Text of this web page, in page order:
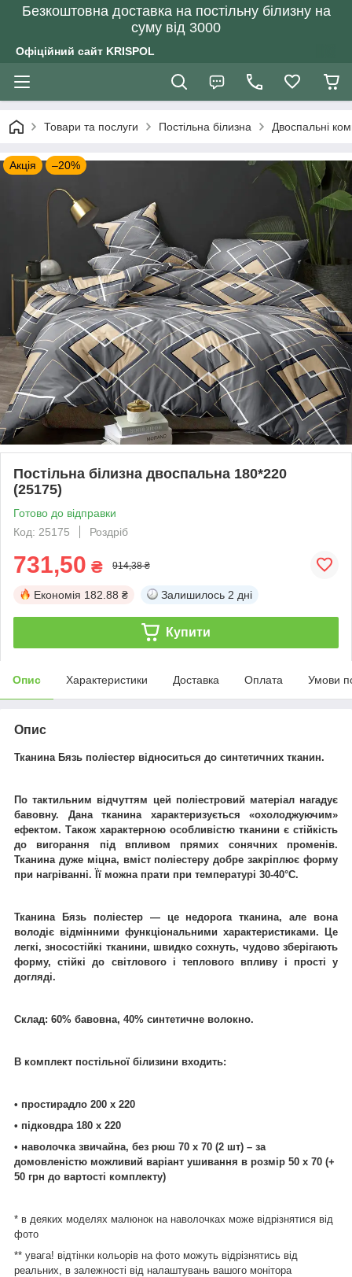
Безкоштовна доставка на постільну білизну на
суму від 3000
Офіційний сайт KRISPOL
Товари та послуги Постільна білизна Двоспальні
Акція –20%
Постільна білизна двоспальна 180*220
(25175)
Готово до відправки
Код: 25175
Роздріб
731,50 ₴ 914,38 ₴
Економія 182.88 ₴ Залишилось 2 дні
Купити
Опис Характеристики Доставка Оплата Умови
Опис
Тканина Бязь поліестер відноситься до синтетичних тканин.
По тактильним відчуттям цей поліестровий матеріал нагадує
бавовну. Дана тканина характеризується «охолоджуючим»
ефектом. Також характерною особливістю тканини є стійкість
до вигорання під впливом прямих сонячних променів.
Тканина дуже міцна, вміст поліестеру добре закріплює форму
при нагріванні. Її можна прати при температурі 30-40°C.
Тканина Бязь поліестер ― це недорога тканина, але вона
володіє відмінними функціональними характеристиками. Це
легкі, зносостійкі тканини, швидко сохнуть, чудово зберігають
форму, стійкі до світлового і теплового впливу і прості у
догляді.
Склад: 60% бавовна, 40% синтетичне волокно.
В комплект постільної білизини входить:
• простирадло 200 х 220
• підковдра 180 х 220
• наволочка звичайна, без рюш 70 х 70 (2 шт) – за
домовленістю можливий варіант ушивання в розмір 50 х 70 (+
50 грн до вартості комплекту)
* в деяких моделях малюнок на наволочках може відрізнятися від
фото
** увага! відтінки кольорів на фото можуть відрізнятись від
реальних, в залежності від налаштувань вашого монітора